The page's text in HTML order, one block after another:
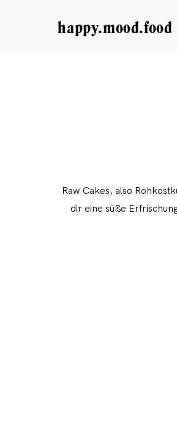
happy.mood.food
Raw Cakes, also
dir eine süße